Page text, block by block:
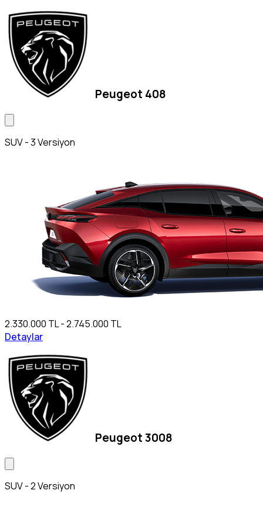
Peugeot 408
SUV - 3 Versiyon
2.330.000 TL - 2.745.000 TL
Detaylar
Peugeot 3008
SUV - 2 Versiyon